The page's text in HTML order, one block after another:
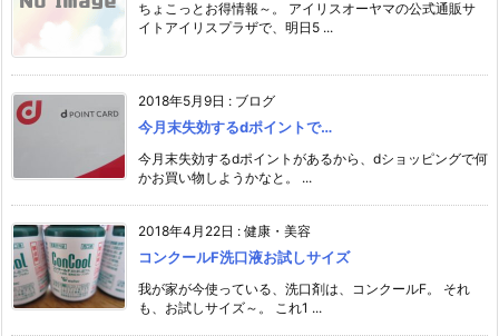
ちょこっとお得情報～。 アイリスオーヤマの公式通販サ
イトアイリスプラザで、明日5 ...
2018年5月9日 : ブログ
今月末失効するdポイントで…
今月末失効するdポイントがあるから、dショッピングで何
かお買い物しようかなと。 ...
2018年4月22日 : 健康・美容
コンクールF洗口液お試しサイズ
我が家が今使っている、洗口剤は、コンクールF。 それ
も、お試しサイズ～。 これ1 ...